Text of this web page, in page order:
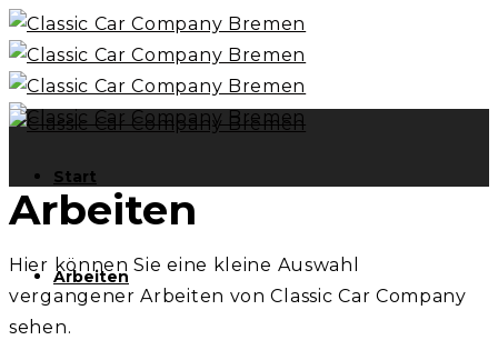
Start
Arbeiten
Arbeiten
Hier können Sie eine kleine Auswahl
vergangener Arbeiten von Classic Car Company
sehen.